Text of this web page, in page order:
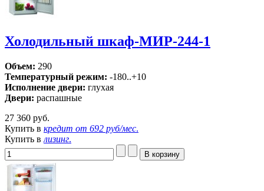
Холодильный шкаф-МИР-244-1
Объем: 290
Температурный режим: -180..+10
Исполнение двери: глухая
Двери: распашные
27 360 руб.
Купить в кредит от 692 руб/мес.
Купить в лизинг.